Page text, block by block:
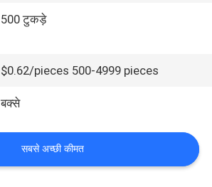
500 टुकड़े
$0.62/pieces 500-4999 pieces
बक्से
सबसे अच्छी कीमत